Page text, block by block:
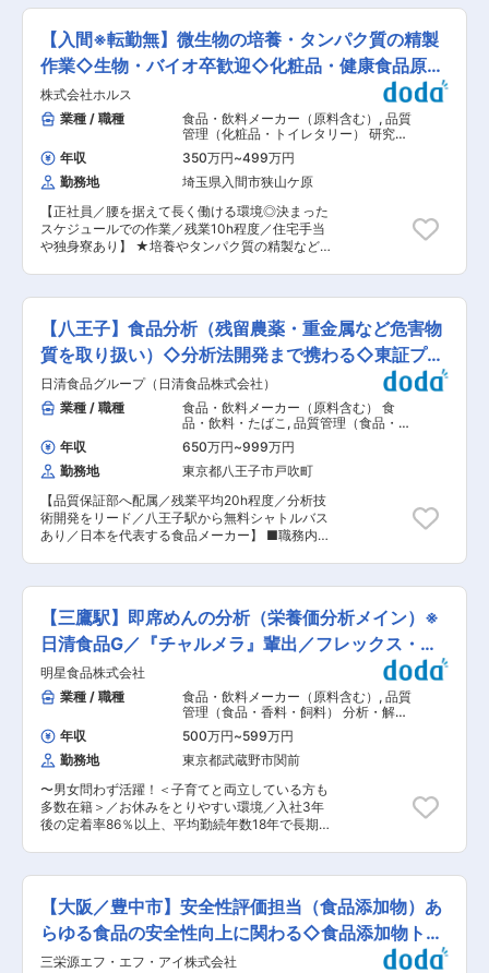
ップ ※マニュアル・教育体制が整っており、 未
経験分野も段階的に習得できます。 【配属先】
科学技術部 研究室（長久手本部）にて、若手から
ベテランまで在籍しております。 落ち着いた”検
査環境×現場と近い距離感”で専念できます。 ■募
集背景 食品工場や医療施設、建築物における微生
物管理・環境衛生の重要性は年々高まっていま
す。 当社は40年以上にわたり、環境衛生分野に
特化したサービスを提供し、食品・医療・建築・
研究施設など幅広い業界から安定して依頼をいた
だいています。 ■メッセージ 「研究室で終わら
せない。調査・検査を“社会の安全”につなげる仕
事です。」 大学・大学院で学んだ微生物、化学、
へ——。 分析だけで終わらず、現場を見て、考え
て、改善につなげる研究・技術職を目指しません
す〜 ■業務内容：主な業務は、製造スタッフ(パ
ートの方)など働く方の衛生面管理と出来上がった
製品の抜き取り検査で衛生面に問題がないかのチ
ェックです。【変更の範囲：会社の定める業務】
■業務詳細：お任せする業務は、工場で働く方向
けの衛生面管理になります。具体的には、社屋に
入る前や製造工場に入る前での衛生検査やルール
の徹底化、週に2回の入社者衛生教育、万が一体
調不良者が発生した場合の対処、クレームの発生
時調査などです。 同社では、社屋に入る前と工場
に入る前の2段階で衛生チェックを行います。服
装やほこり、手洗いなどどんなことをどの工程で
行うかを考え、仕組みやルールを社員全員が周知
するよう動きます。また、日々でも検査チェック
を行い工場に不衛生な状態で入場するものがいな
いよう徹底しております。 もしクレームが発生し
す。（基本的に顧客対応は、同ポジションの部長
が行うため、入社後すぐに顧客対応をお任せする
ことは御座いません。） ■組織構成／教育：現在
5名（20代4名、50代1名マネージャー）が所属し
ております。しかし数名が、親会社であるニップ
ンからの出向であり期間が来ると戻らないといけ
ない状況です。すぐ戻らないといけないというわ
けではないため、人数の多い今、新しい方を迎え
入れしっかり業務を教育していきたいと考えてお
ります。入社後約６か月は、製造部に所属頂き同
社の製造工程を一通り見て実際に手を動かし知っ
て頂きます。その後、品質管理部に配属となり、
そこでは先輩社員より業務をOJT教育にて教えて
工場で、製造設備は最新鋭です。製造環境・安全
面・品質管理面は、業界の中でもトップ水準を誇
内温度は一定温度で管理されており、快適に過ご
すことができます。
【入間※転勤無】微生物の培養・タンパク質の精製
作業◇生物・バイオ卒歓迎◇化粧品・健康食品原料
メーカー
株式会社ホルス
業種 / 職種
食品・飲料メーカー（原料含む） , 品質
管理（化粧品・トイレタリー） 研究
（基礎研究） 分析・解析・測定・各種
評価試験（食品・香料・飼料）
年収 350万円~499万円
勤務地
埼玉県入間市狭山ケ原
【正社員／腰を据えて長く働ける環境◎決まった
スケジュールでの作業／残業10h程度／住宅手当
や独身寮あり】 ★培養やタンパク質の精製など、
ンパク質の精製業務をお任せします。 ＜具体的な
業務内容＞ ・微生物の培養業務 ・タンパク質の
精製業務 ・タンパク質含有化粧品バルクの少量製
造 ・Excelなどのデータ入力 ・バイオプロセスの
効率化検討や実験データ解析 【使用機器】 イン
キュベーターシェーカー、オートクレーブ、冷却
遠心機、超音波破砕機、ドラフトチャンバー、ク
リーンベンチ 【1週間の流れ】 月：試薬作製・培
地作製（3Lフラスコ） 火：微生物の前培養植菌
（8：30〜17：00の時差出勤の可能性あり）、本
培養植菌 水：集菌・破砕・濾過 木：タンパク精
製 金：タンパク精製 ※培養時間や精製の反応時間
など、待ち時間が発生するため、その時間にデー
タ入力など事務作業を行っていただく予定です。
※研究開発課・品質管理課と協力しながら検証実
験なども実施いただく予定です。 ■入社後のフォ
は、2名体制で協力しながら行います。身につけ
た専門技術のスキルを伸ばせる環境です。 ■魅力
ポイント： 【研究と製造の橋渡し】 研究成果を
製造工程に落とし込み、形にしていく過程に関わ
れるポジションです。 ■キャリアパス： 本ポジ
ションで長く働くことも可能ですし、本人の希望
次第では、研究開発など、より上流工程や他分野
へのチャレンジも可能です。 ■働き方： ・残業
時間：10h程度 ・土日祝休／年間休日122日 ※事
前に計画を立てて業務を進めるため、有給休暇も
取得しやすい環境です。 ※1週間で作業が完結す
るスケジュールを組んでおり、休日出勤は基本あ
りません。 ■福利厚生： ・家族手当あり ※支給
条件あり ・独身寮あり ■配属部署： バイオ製造
課 ※他部署との距離も近く、相談しながら業務を
着いた雰囲気の職場です。 変更の範囲：会社の定
める業務
【八王子】食品分析（残留農薬・重金属など危害物
質を取り扱い）◇分析法開発まで携わる◇東証プラ
イム上場
日清食品グループ（日清食品株式会社）
業種 / 職種
食品・飲料メーカー（原料含む） 食
品・飲料・たばこ , 品質管理（食品・香
料・飼料） 分析・解析・測定・各種評
価試験（食品・香料・飼料）
年収 650万円~999万円
勤務地
東京都八王子市戸吹町
【品質保証部へ配属／残業平均20h程度／分析技
術開発をリード／八王子駅から無料シャトルバス
あり／日本を代表する食品メーカー】 ■職務内
ど）に関する、分析技術開発・分析業務・品質管
理を主担当としてお任せします。 ＜具体的な業務
＞ ・新規分析技術開発プロジェクトの企画・推進
・分析法の開発、改良、効率化 ・製品・原材料・
資材の分析、および結果の妥当性評価 ・分析結果
に基づく課題抽出、改善提案 ・QA／QCの観点で
の分析管理、業務フロー整備、進捗管理 ・関係部
署と連携した業務推進 ■配属部署： 日清食品ホ
ールディングス（株）品質保証部 食品化学G ※
日清食品（株）にて採用後、日清食品ホールディ
ングス（株）へ出向となります。 ■働く環境：
・残業時間：20h程度（研究所平均） ・スーパー
フレックス制度あり（コアタイム無）※一部事業
所除く ・グローバル安全研究所勤務 └八王子駅か
ら社員専用無料シャトルバスあり └マイカー通勤
可 ■当社の食品安全について： グローバル食品
全を追求しています。独自の食品安全監査基準
「NISFOS」を用い、国内外の製造工場で品質管
理を徹底。原材料の受け入れから製造ラインまで
多様な異物混入防止設備を導入し、微生物検査や
【三鷹駅】即席めんの分析（栄養価分析メイン）※
日清食品G／『チャルメラ』輩出／フレックス・残
業月５H
明星食品株式会社
業種 / 職種
食品・飲料メーカー（原料含む） , 品質
管理（食品・香料・飼料） 分析・解
析・測定・各種評価試験（食品・香
料・飼料）
年収 500万円~599万円
勤務地
東京都武蔵野市関前
〜男女問わず活躍！＜子育てと両立している方も
多数在籍＞／お休みをとりやすい環境／入社3年
後の定着率86％以上、平均勤続年数18年で長期就
商品を輩出した当社で、品質保証部 分析研究グル
ープの一員として即席めんの分析業務を担当して
いただきます。 ＜具体的には＞ ・新製品の栄養
表示のための栄養価分析（基本栄養成分および
VB1・VB2のHPLC分析、Na・Ca・K・P・Fe等
の原子吸光分析） ・めん・スープ・かやく等の試
【大阪／豊中市】安全性評価担当（食品添加物）あ
らゆる食品の安全性向上に関わる◇食品添加物トッ
プシェア
三栄源エフ・エフ・アイ株式会社